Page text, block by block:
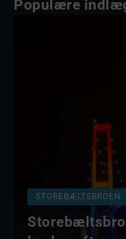
Populære
STOREBÆLTSBROEN